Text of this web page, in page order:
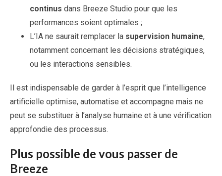
continus dans Breeze Studio pour que les
performances soient optimales ;
L’IA ne saurait remplacer la supervision humaine,
notamment concernant les décisions stratégiques,
ou les interactions sensibles.
Il est indispensable de garder à l’esprit que l’intelligence
artificielle optimise, automatise et accompagne mais ne
peut se substituer à l’analyse humaine et à une vérification
approfondie des processus.
Plus possible de vous passer de
Breeze